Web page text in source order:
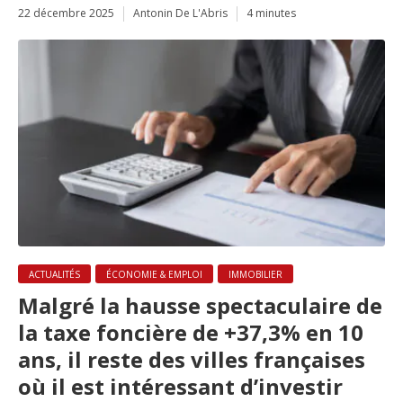
22 décembre 2025 Antonin De L'Abris 4 minutes
ACTUALITÉS ÉCONOMIE & EMPLOI IMMOBILIER
Malgré la hausse spectaculaire de
la taxe foncière de +37,3% en 10
ans, il reste des villes françaises
où il est intéressant d’investir